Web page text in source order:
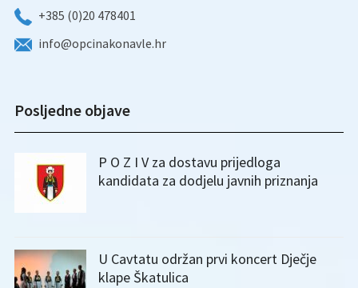
+385 (0)20 478401
info@opcinakonavle.hr
Posljedne objave
P O Z I V za dostavu prijedloga
kandidata za dodjelu javnih priznanja
U Cavtatu održan prvi koncert Dječje
klape Škatulica